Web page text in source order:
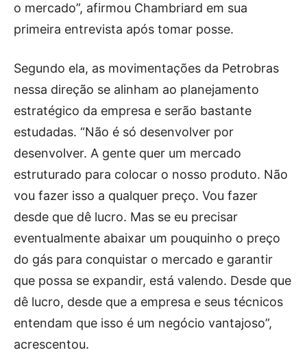
o mercado”, afirmou Chambriard em sua
primeira entrevista após tomar posse.
Segundo ela, as movimentações da Petrobras
nessa direção se alinham ao planejamento
estratégico da empresa e serão bastante
estudadas. “Não é só desenvolver por
desenvolver. A gente quer um mercado
estruturado para colocar o nosso produto. Não
vou fazer isso a qualquer preço. Vou fazer
desde que dê lucro. Mas se eu precisar
eventualmente abaixar um pouquinho o preço
do gás para conquistar o mercado e garantir
que possa se expandir, está valendo. Desde que
dê lucro, desde que a empresa e seus técnicos
entendam que isso é um negócio vantajoso”,
acrescentou.